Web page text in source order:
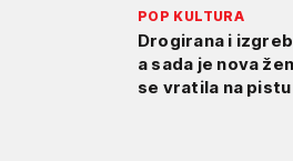
POP KULTURA
Drogirana i
a sada je nova
se vratila na